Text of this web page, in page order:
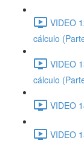
VIDEO
cálculo
VIDEO
cálculo
VIDEO
VIDEO